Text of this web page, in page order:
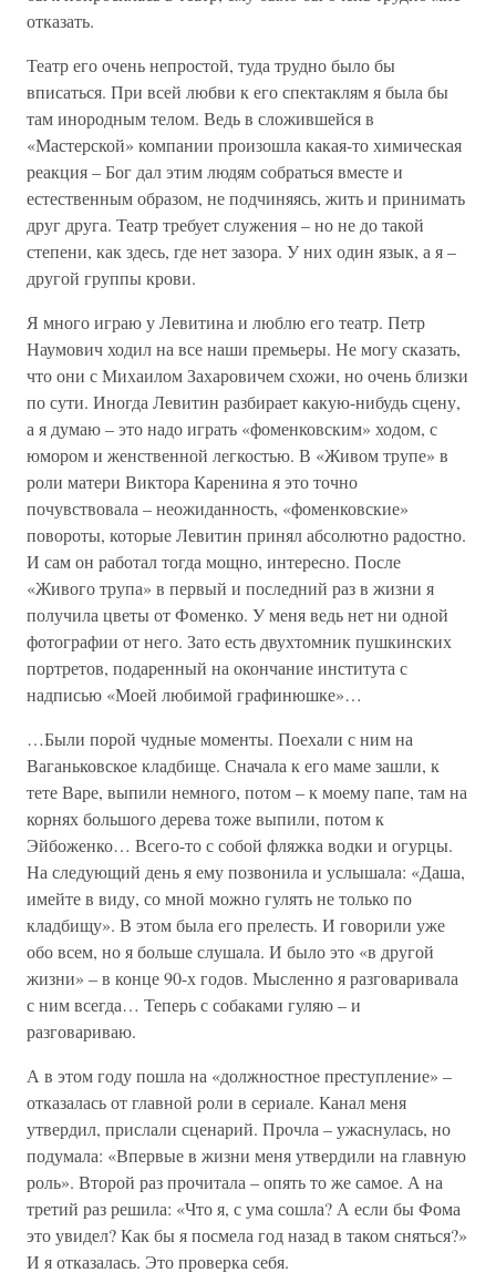
отказать.
Театр его очень непростой, туда трудно было бы
вписаться. При всей любви к его спектаклям я была бы
там инородным телом. Ведь в сложившейся в
«Мастерской» компании произошла какая-то химическая
реакция – Бог дал этим людям собраться вместе и
естественным образом, не подчиняясь, жить и принимать
друг друга. Театр требует служения – но не до такой
степени, как здесь, где нет зазора. У них один язык, а я –
другой группы крови.
Я много играю у Левитина и люблю его театр. Петр
Наумович ходил на все наши премьеры. Не могу сказать,
что они с Михаилом Захаровичем схожи, но очень близки
по сути. Иногда Левитин разбирает какую-нибудь сцену,
а я думаю – это надо играть «фоменковским» ходом, с
юмором и женственной легкостью. В «Живом трупе» в
роли матери Виктора Каренина я это точно
почувствовала – неожиданность, «фоменковские»
повороты, которые Левитин принял абсолютно радостно.
И сам он работал тогда мощно, интересно. После
«Живого трупа» в первый и последний раз в жизни я
получила цветы от Фоменко. У меня ведь нет ни одной
фотографии от него. Зато есть двухтомник пушкинских
портретов, подаренный на окончание института с
надписью «Моей любимой графинюшке»…
…Были порой чудные моменты. Поехали с ним на
Ваганьковское кладбище. Сначала к его маме зашли, к
тете Варе, выпили немного, потом – к моему папе, там на
корнях большого дерева тоже выпили, потом к
Эйбоженко… Всего-то с собой фляжка водки и огурцы.
На следующий день я ему позвонила и услышала: «Даша,
имейте в виду, со мной можно гулять не только по
кладбищу». В этом была его прелесть. И говорили уже
обо всем, но я больше слушала. И было это «в другой
жизни» – в конце 90-х годов. Мысленно я разговаривала
с ним всегда… Теперь с собаками гуляю – и
разговариваю.
А в этом году пошла на «должностное преступление» –
отказалась от главной роли в сериале. Канал меня
утвердил, прислали сценарий. Прочла – ужаснулась, но
подумала: «Впервые в жизни меня утвердили на главную
роль». Второй раз прочитала – опять то же самое. А на
третий раз решила: «Что я, с ума сошла? А если бы Фома
это увидел? Как бы я посмела год назад в таком сняться?»
И я отказалась. Это проверка себя.